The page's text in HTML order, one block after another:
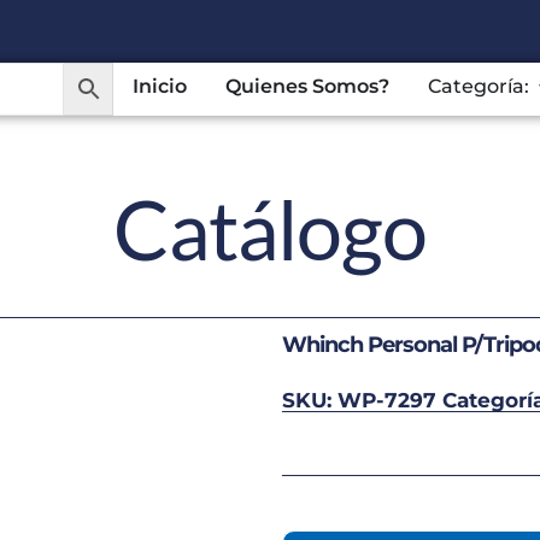
Inicio Quienes Somos? Categoría:
Catálogo
Whinch Personal P/
SKU: WP-7297